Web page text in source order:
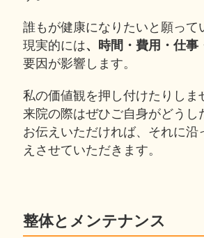
誰もが健康になりたいと願って
現実的には、時間・費用・仕事
要因が影響します。
私の価値観を押し付けたりしま
来院の際はぜひご自身がどうし
お伝えいただければ、それに沿
えさせていただきます。
整体とメンテナンス